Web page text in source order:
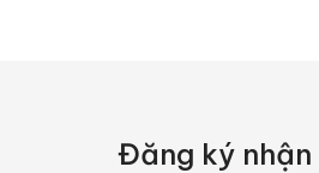
Đăng ký